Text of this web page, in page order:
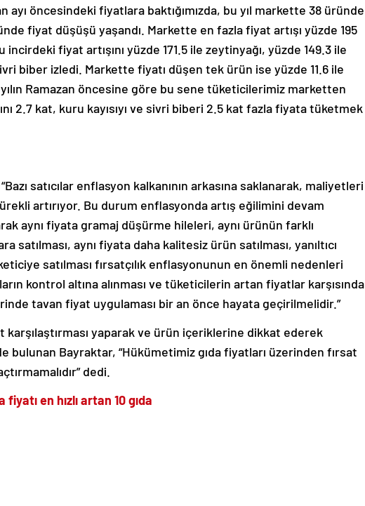
ayı öncesindeki fiyatlara baktığımızda, bu yıl markette 38 üründe
fiyat düşüşü yaşandı. Markette en fazla fiyat artışı yüzde 195
fiyat artışını yüzde 171.5 ile zeytinyağı, yüzde 149.3 ile
biber izledi. Markette fiyatı düşen tek ürün ise yüzde 11.6 ile
Ramazan öncesine göre bu sene tüketicilerimiz marketten
2.7 kat, kuru kayısıyı ve sivri biberi 2.5 kat fazla fiyata tüketmek
satıcılar enflasyon kalkanının arkasına saklanarak, maliyetleri
artırıyor. Bu durum enflasyonda artış eğilimini devam
aynı fiyata gramaj düşürme hileleri, aynı ürünün farklı
satılması, aynı fiyata daha kalitesiz ürün satılması, yanıltıcı
satılması fırsatçılık enflasyonunun en önemli nedenleri
kontrol altına alınması ve tüketicilerin artan fiyatlar karşısında
tavan fiyat uygulaması bir an önce hayata geçirilmelidir.”
yaparak ve ürün içeriklerine dikkat ederek
bulunan Bayraktar, “Hükümetimiz gıda fiyatları üzerinden fırsat
dedi.
en hızlı artan 10 gıda